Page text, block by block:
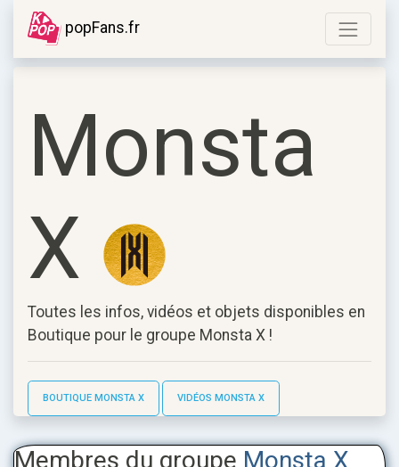
popFans.fr
Monsta
X
Toutes les infos, vidéos et objets disponibles en
Boutique pour le groupe Monsta X !
BOUTIQUE MONSTA X VIDÉOS MONSTA X
Membres du groupe Monsta X